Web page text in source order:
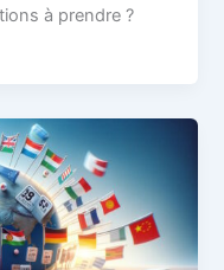
à prendre ?